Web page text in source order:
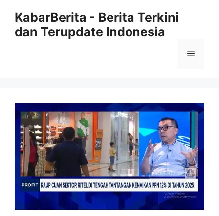
KabarBerita - Berita Terkini
dan Terupdate Indonesia
Menu